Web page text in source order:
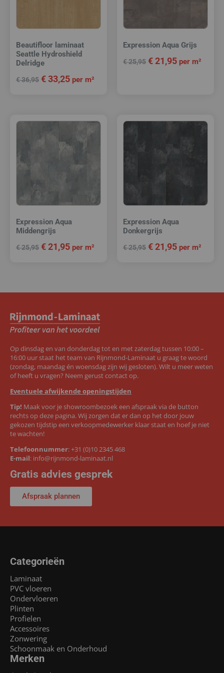
Beautifloor laminaat
Seattle Hydroshield
Delridge
€36,95 €33,25 per m²
Expression Aqua Grijs
€25,95 €21,95 per m²
Expression Aqua
Middengrijs
€25,95 €21,95 per m²
Expression Aqua
Donkergrijs
€25,95 €21,95 per m²
Op dinsdag en van donderdag tot en met zaterdag tussen 10:00 –
16:00 uur staat het team van Rijnmond-Laminaat u graag te woord
(zondag, maandag én woensdag zijn wij gesloten). Wilt u meer weten
of heeft u vragen? Neem gerust contact op.
Eventuele afwijkende openingstijden
Tip! Maak voor je showroombezoek een afspraak via de button
rechts op deze pagina. Wij zorgen dat er dan op het door jouw
gekozen tijdstip een verkoopmedewerker klaar staat en hoef je niet
te wachten!
Telefoonnummer:+31 (0)10 2345 468
E-mail: info@rijnmond-laminaat.nl
Gratis advies gesprek
Afspraak plannen
Categorieën
Laminaat
PVC vloeren
Ondervloeren
Plinten
Profielen
Accessoires
Zonwering
Schoonmaak en Onderhoud
Merken